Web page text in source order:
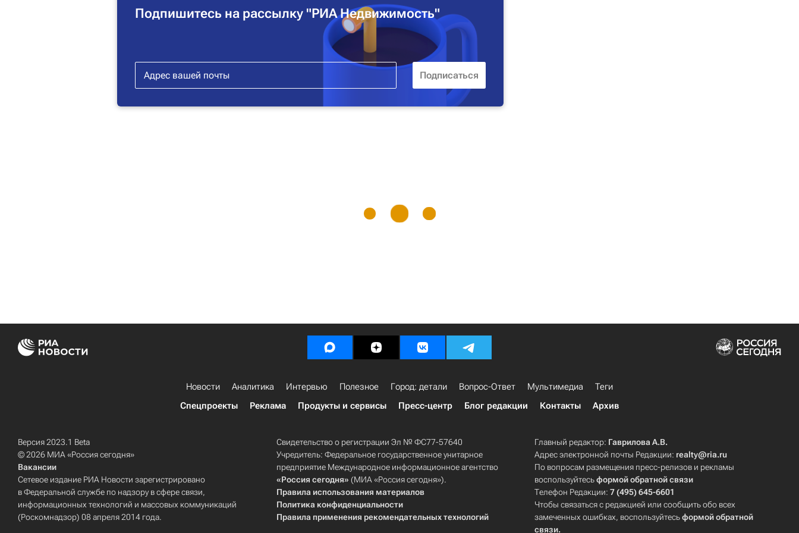
Подпишитесь на рассылку "РИА Недвижимость"
Новости Аналитика Интервью Полезное Город: детали Вопрос-Ответ Мультимедиа
Теги
Спецпроекты
Реклама Продукты и сервисы Пресс-центр Блог редакции Контакты Архив
Версия 2023.1 Beta
© 2026 МИА «Россия сегодня»
Вакансии
Сетевое издание РИА Новости зарегистрировано
в Федеральной службе по надзору в сфере связи,
информационных технологий и массовых коммуникаций
(Роскомнадзор) 08 апреля 2014 года.
Свидетельство о регистрации Эл № ФС77-57640
Учредитель: Федеральное государственное унитарное
предприятие Международное информационное агентство
«Россия сегодня» (МИА «Россия сегодня»).
Правила использования материалов
Политика конфиденциальности
Правила применения рекомендательных технологий
Главный редактор: Гаврилова А.В.
Адрес электронной почты Редакции: realty@ria.ru
По вопросам размещения пресс-релизов и рекламы
воспользуйтесьформой обратной связи
Телефон Редакции:7 (495) 645-6601
Чтобы связаться с редакцией или сообщить обо всех
замеченных ошибках, воспользуйтесьформой обратной
связи.